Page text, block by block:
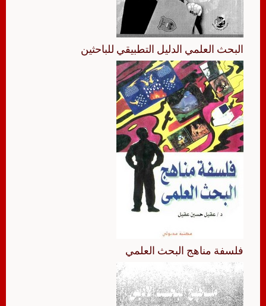
البحث العلمي الدليل التطبيقي للباحثين
فلسفة مناهج البحث العلمي